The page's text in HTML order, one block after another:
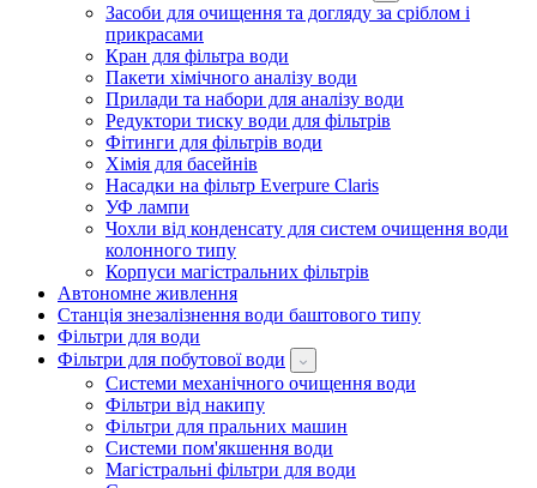
Засоби для очищення та догляду за сріблом і
прикрасами
Кран для фільтра води
Пакети хімічного аналізу води
Прилади та набори для аналізу води
Редуктори тиску води для фільтрів
Фітинги для фільтрів води
Хімія для басейнів
Насадки на фільтр Everpure Claris
УФ лампи
Чохли від конденсату для систем очищення води
колонного типу
Корпуси магістральних фільтрів
Автономне живлення
Станція знезалізнення води баштового типу
Фільтри для води
Фільтри для побутової води
Системи механічного очищення води
Фільтри від накипу
Фільтри для пральних машин
Системи пом'якшення води
Магістральні фільтри для води